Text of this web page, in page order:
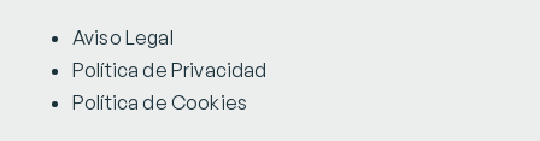
Aviso Legal
Política de Privacidad
Política de Cookies